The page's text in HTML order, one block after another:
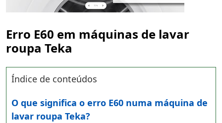
Erro E60 em máquinas de lavar
roupa Teka
Índice de conteúdos
O que significa o erro E60 numa máquina de
lavar roupa Teka?